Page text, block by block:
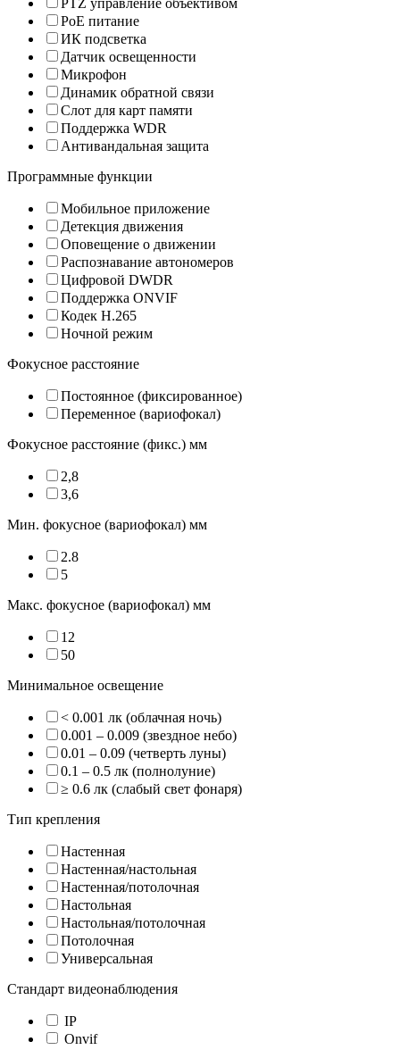
PoE питание
ИК подсветка
Датчик освещенности
Микрофон
Динамик обратной связи
Слот для карт памяти
Поддержка WDR
Антивандальная защита
Программные функции
Мобильное приложение
Детекция движения
Оповещение о движении
Распознавание автономеров
Цифровой DWDR
Поддержка ONVIF
Кодек H.265
Ночной режим
Фокусное расстояние
Постоянное (фиксированное)
Переменное (вариофокал)
Фокусное расстояние (фикс.) мм
2,8
3,6
Мин. фокусное (вариофокал) мм
2.8
5
Макс. фокусное (вариофокал) мм
12
50
Минимальное освещение
< 0.001 лк (облачная ночь)
0.001 – 0.009 (звездное небо)
0.01 – 0.09 (четверть луны)
0.1 – 0.5 лк (полнолуние)
≥ 0.6 лк (слабый свет фонаря)
Тип крепления
Настенная
Настенная/настольная
Настенная/потолочная
Настольная
Настольная/потолочная
Потолочная
Универсальная
Стандарт видеонаблюдения
IP
Onvif